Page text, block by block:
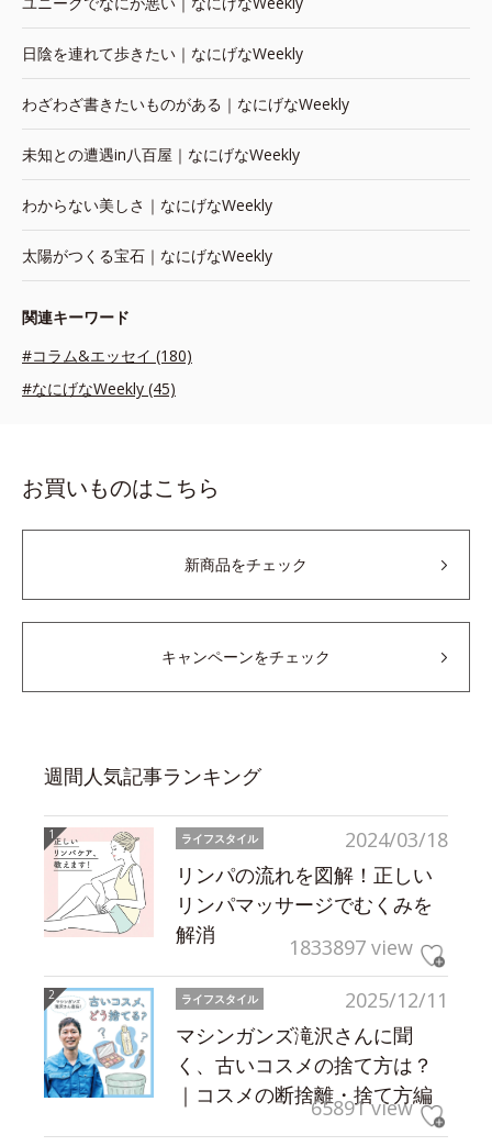
日陰を連れて歩きたい｜なにげなWeekly
わざわざ書きたいものがある｜なにげなWeekly
未知との遭遇in八百屋｜なにげなWeekly
わからない美しさ｜なにげなWeekly
太陽がつくる宝石｜なにげなWeekly
関連キーワード
#コラム&エッセイ (180)
#なにげなWeekly (45)
お買いものはこちら
新商品をチェック
キャンペーンをチェック
週間人気記事ランキング
2024/03/18
ライフスタイル
リンパの流れを図解！正しい
リンパマッサージでむくみを
解消
1833897 view
2025/12/11
ライフスタイル
マシンガンズ滝沢さんに聞
く、古いコスメの捨て方は？
｜コスメの断捨離・捨て方編
65891 view